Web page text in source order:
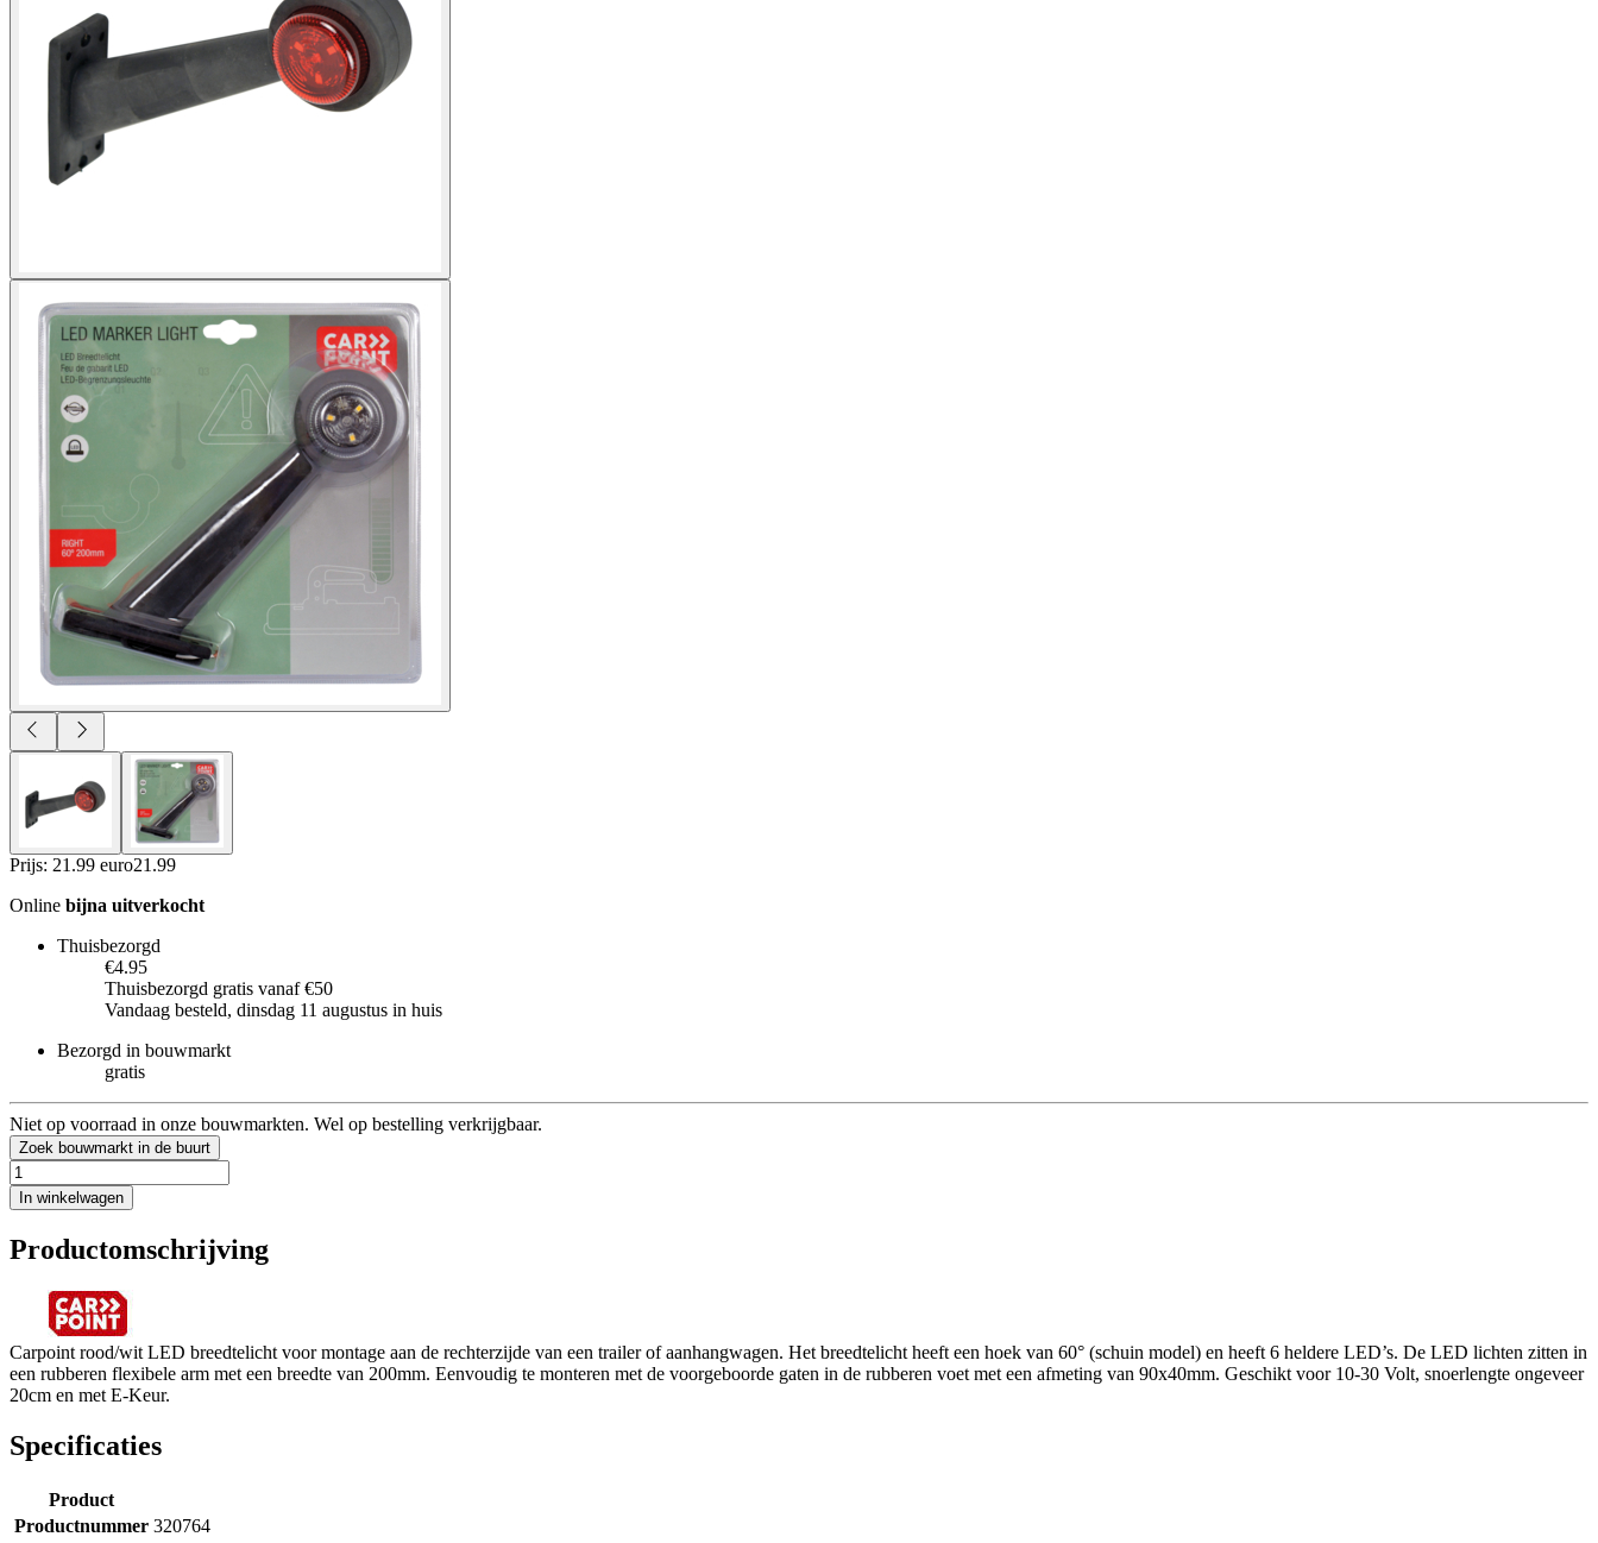
Prijs: 21.99 euro21 .99
Online bijna uitverkocht
Thuisbezorgd
€4.95
Thuisbezorgd gratis vanaf €50
Vandaag besteld, dinsdag 11 augustus in huis
Bezorgd in bouwmarkt
gratis
Niet op voorraad in onze bouwmarkten. Wel op bestelling verkrijgbaar.
Zoek bouwmarkt in de buurt
In winkelwagen
Productomschrijving
Carpoint rood/wit LED breedtelicht voor montage aan de rechterzijde van een trailer of aanhangwagen. Het breedtelicht heeft een hoek van 60° (schuin model) en heeft 6 heldere LED’s. De LED lichten zitten in
een rubberen flexibele arm met een breedte van 200mm. Eenvoudig te monteren met de voorgeboorde gaten in de rubberen voet met een afmeting van 90x40mm. Geschikt voor 10-30 Volt, snoerlengte ongeveer
20cm en met E-Keur.
Specificaties
Product
Productnummer 320764